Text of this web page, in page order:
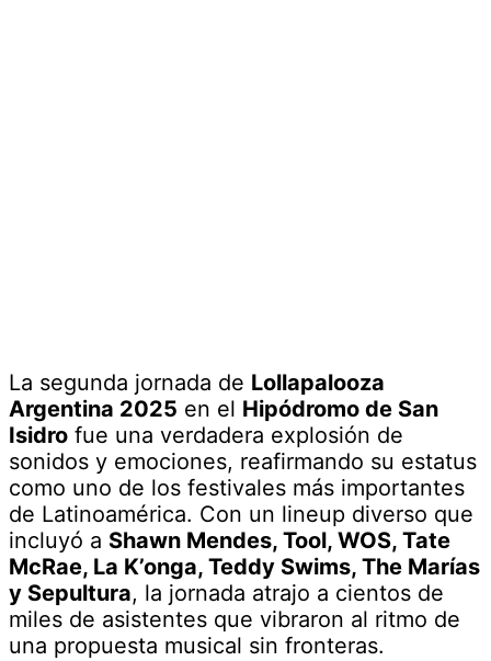
La segunda jornada de Lollapalooza
Argentina 2025 en el Hipódromo de San
Isidro fue una verdadera explosión de
sonidos y emociones, reafirmando su estatus
como uno de los festivales más importantes
de Latinoamérica. Con un lineup diverso que
incluyó a Shawn Mendes, Tool, WOS, Tate
McRae, La K’onga, Teddy Swims, The Marías
y Sepultura, la jornada atrajo a cientos de
miles de asistentes que vibraron al ritmo de
una propuesta musical sin fronteras.